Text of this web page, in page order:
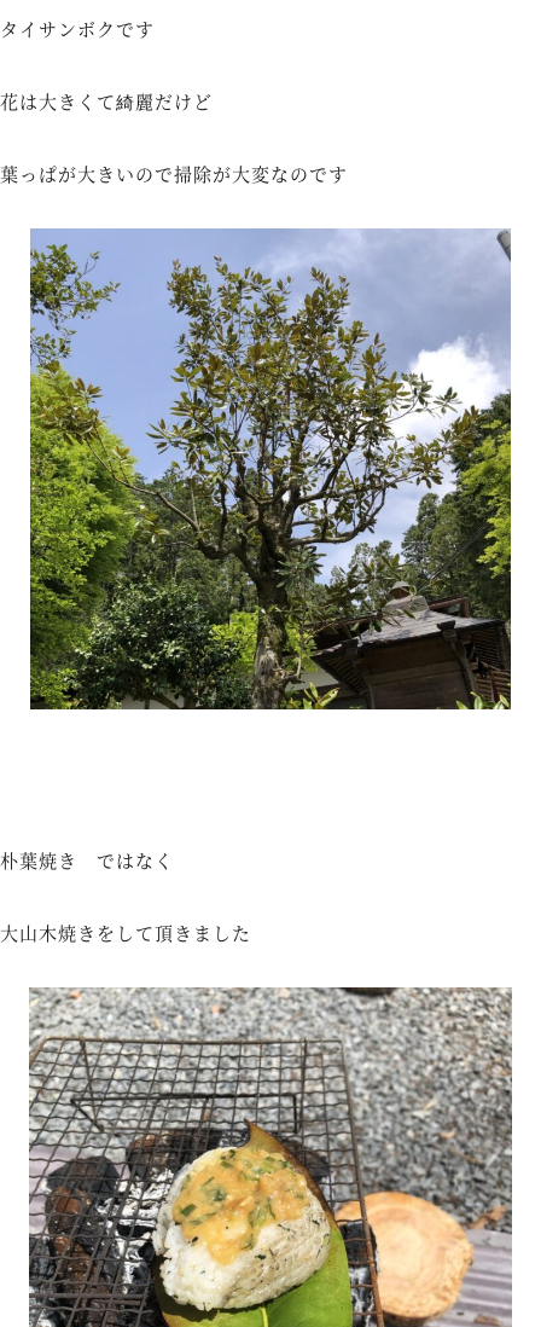
タイサンボクです
花は大きくて綺麗だけど
葉っぱが大きいので掃除が大変なのです
朴葉焼き ではなく
大山木焼きをして頂きました